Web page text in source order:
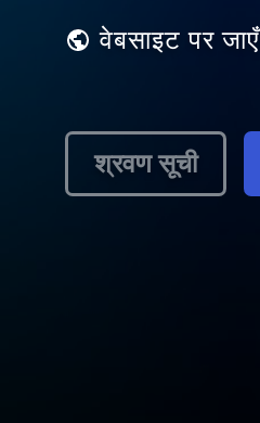
वेबसाइट पर जाएँ
श्रवण सूची